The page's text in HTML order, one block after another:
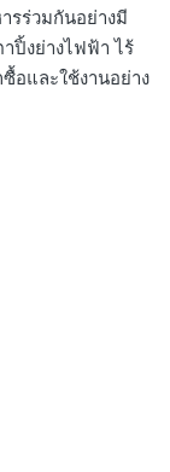
รร่วมกันอย่างมี
ปิ้งย่างไฟฟ้า ไร้
อและใช้งานอย่าง